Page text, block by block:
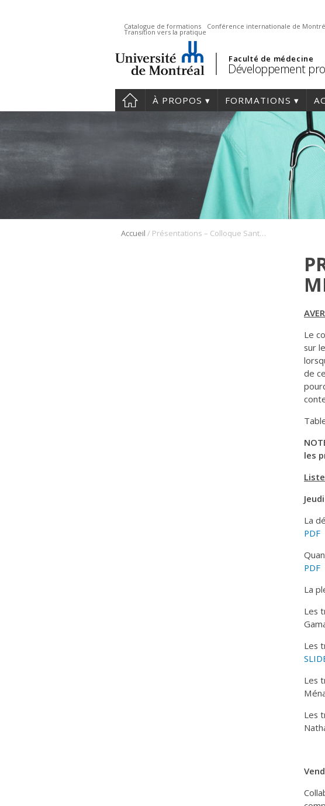
Catalogue de formations Conférence internationale de
Transition vers la pratique
Faculté de médecine
Développement
À PROPOS FORMATIONS
Accueil / Présentations – Colloque Santé mentale
Le
sur
de
les
La
PDF
PDF
La
Les
Les
Les
Les